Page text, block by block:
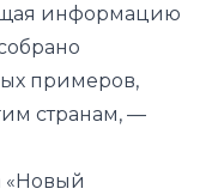
информацию
примеров,
странам, —
«Новый